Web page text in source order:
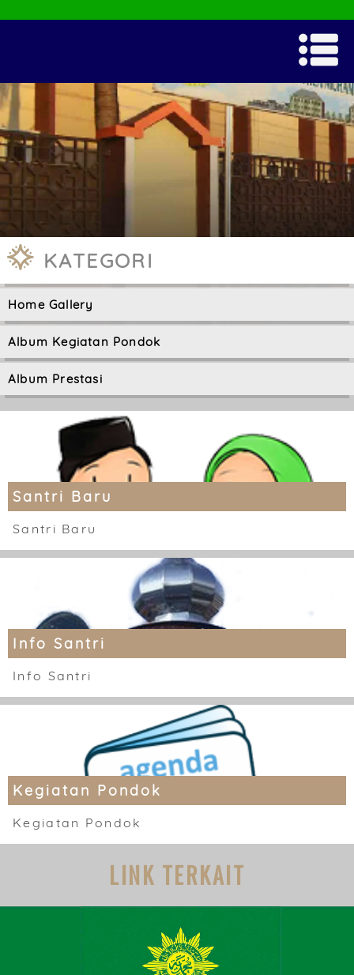
KATEGORI
Home Gallery
Album Kegiatan Pondok
Album Prestasi
Santri Baru
Santri Baru
Info Santri
Info Santri
Kegiatan Pondok
Kegiatan Pondok
LINK TERKAIT